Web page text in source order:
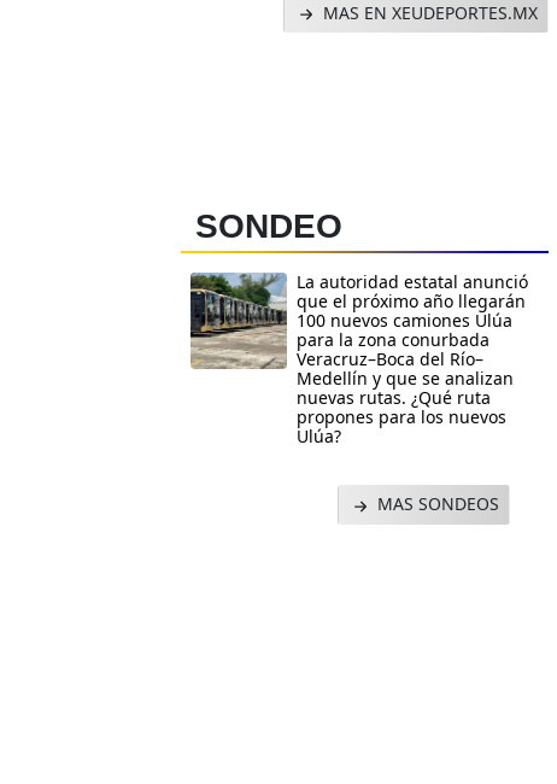
MAS EN XEUDEPORTES.MX
SONDEO
La autoridad estatal anunció
que el próximo año llegarán
100 nuevos camiones Ulúa
para la zona conurbada
Veracruz–Boca del Río–
Medellín y que se analizan
nuevas rutas. ¿Qué ruta
propones para los nuevos
Ulúa?
MAS SONDEOS